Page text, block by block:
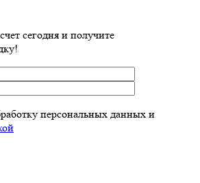
сегодня и получите
персональных данных и